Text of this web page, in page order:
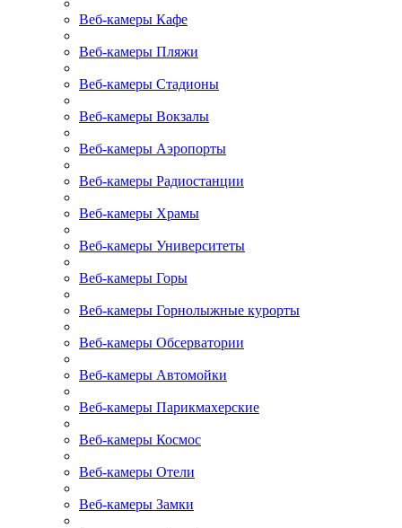
Веб-камеры Кафе
Веб-камеры Пляжи
Веб-камеры Стадионы
Веб-камеры Вокзалы
Веб-камеры Аэропорты
Веб-камеры Радиостанции
Веб-камеры Храмы
Веб-камеры Университеты
Веб-камеры Горы
Веб-камеры Горнолыжные курорты
Веб-камеры Обсерватории
Веб-камеры Автомойки
Веб-камеры Парикмахерские
Веб-камеры Космос
Веб-камеры Отели
Веб-камеры Замки